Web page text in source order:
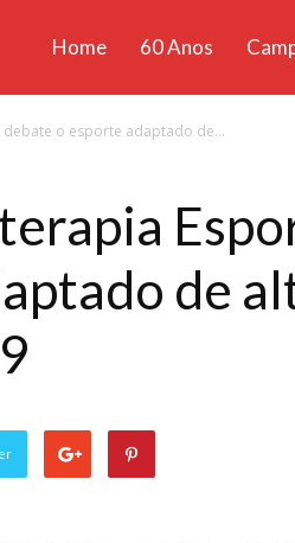
Home 60 Anos
debate o esporte adaptado de...
de